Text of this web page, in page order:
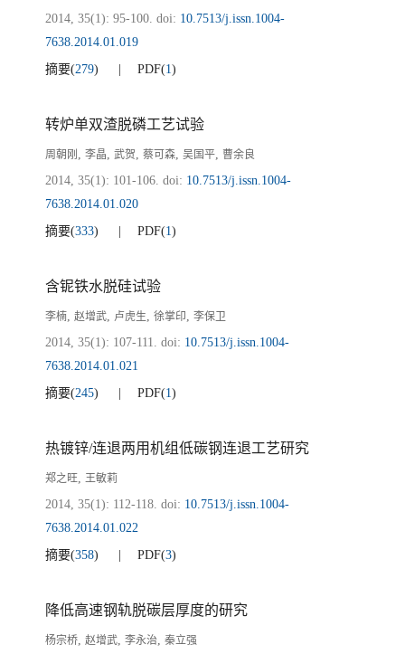
2014, 35(1): 95-100. doi: 10.7513/j.issn.1004-
7638.2014.01.019
摘要(279) PDF(1)
转炉单双渣脱磷工艺试验
周朝刚 , 李晶, 武贺, 蔡可森, 吴国平, 曹余良
2014, 35(1): 101-106. doi: 10.7513/j.issn.1004-
7638.2014.01.020
摘要(333) PDF(1)
含铌铁水脱硅试验
李楠, 赵增武, 卢虎生, 徐掌印, 李保卫
2014, 35(1): 107-111. doi: 10.7513/j.issn.1004-
7638.2014.01.021
摘要(245) PDF(1)
热镀锌/连退两用机组低碳钢连退工艺研究
郑之旺, 王敏莉
2014, 35(1): 112-118. doi: 10.7513/j.issn.1004-
7638.2014.01.022
摘要(358) PDF(3)
降低高速钢轨脱碳层厚度的研究
杨宗桥, 赵增武, 李永治, 秦立强